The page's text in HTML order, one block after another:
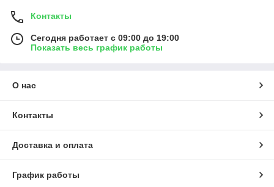
Контакты
Сегодня работает с 09:00 до 19:00
Показать весь график работы
О нас
Контакты
Доставка и оплата
График работы